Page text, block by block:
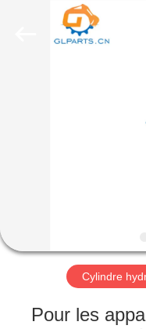
VIDÉOS
PROPOS
Cylindre
Pour les